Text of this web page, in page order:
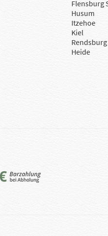
Flensburg
Husum
Itzehoe
Kiel
Rendsburg
Heide